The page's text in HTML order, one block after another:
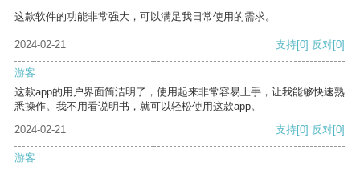
这款软件的功能非常强大，可以满足我日常使用的需求。
2024-02-21 支持[0] 反对[0]
游客
这款app的用户界面简洁明了，使用起来非常容易上手，让我能够快速熟
悉操作。我不用看说明书，就可以轻松使用这款app。
2024-02-21
支持[0] 反对[0]
游客